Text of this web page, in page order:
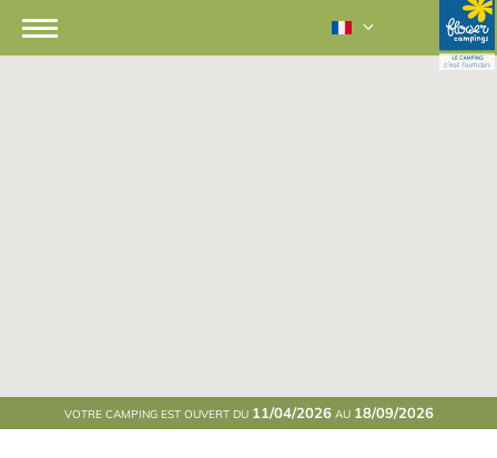
VOTRE CAMPING EST OUVERT DU 11/04/2026AU 18/09/2026